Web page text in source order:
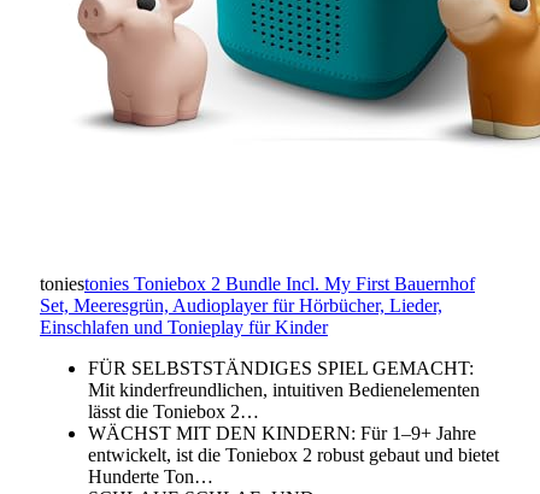
toniestonies Toniebox 2 Bundle Incl. My First Bauernhof
Set, Meeresgrün, Audioplayer für Hörbücher, Lieder,
Einschlafen und Tonieplay für Kinder
FÜR SELBSTSTÄNDIGES SPIEL GEMACHT:
Mit kinderfreundlichen, intuitiven Bedienelementen
lässt die Toniebox 2…
WÄCHST MIT DEN KINDERN: Für 1–9+ Jahre
entwickelt, ist die Toniebox 2 robust gebaut und bietet
Hunderte Ton…